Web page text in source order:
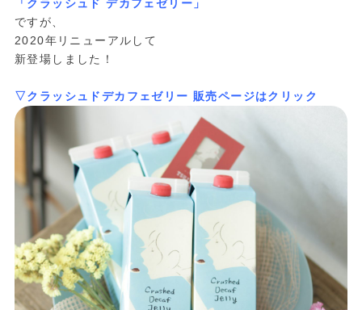
「クラッシュド デカフェゼリー」
ですが、
2020年リニューアルして
新登場しました！
▽クラッシュドデカフェゼリー 販売ページはクリック